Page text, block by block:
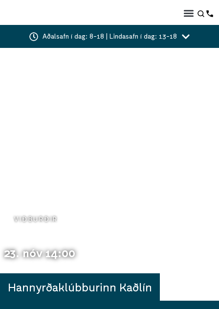
Aðalsafn í dag: 8-18 | Lindasafn í dag: 13-18
VIÐBURÐIR
23. nóv 14:00
Hannyrðaklúbburinn Kaðlín